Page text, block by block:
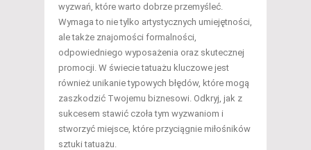
wyzwań, które warto dobrze przemyśleć.
Wymaga to nie tylko artystycznych umiejętności,
ale także znajomości formalności,
odpowiedniego wyposażenia oraz skutecznej
promocji. W świecie tatuażu kluczowe jest
również unikanie typowych błędów, które mogą
zaszkodzić Twojemu biznesowi. Odkryj, jak z
sukcesem stawić czoła tym wyzwaniom i
stworzyć miejsce, które przyciągnie miłośników
sztuki tatuażu.